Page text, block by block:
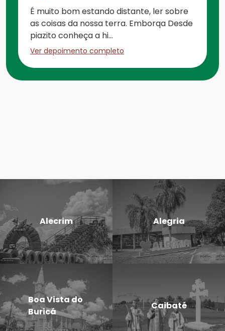
É muito bom estando distante, ler sobre
as coisas da nossa terra. Emborqa Desde
piazito conheça a hi...
Ver depoimento completo
Alecrim Alegria
Boa Vista do
Buricá
Caibaté